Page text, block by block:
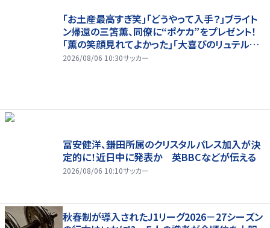
｢お土産最高すぎ笑｣｢どうやって入手？｣ブライト
ン帰還の三笘薫、同僚に“ポケカ”をプレゼント！
｢薫の笑顔見れてよかった｣｢大喜びのリュテル可
愛すぎ｣
2026/08/06 10:30サッカー
冨安健洋、鎌田所属のクリスタルパレス加入が決
定的に！近日中に発表か 英BBCなどが伝える
2026/08/06 10:10サッカー
秋春制が導入されたJ1リーグ2026－27シーズン